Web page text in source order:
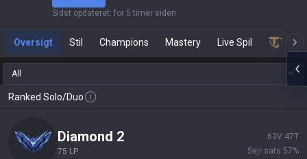
Sidst opdateret: for 5 timer siden
Oversigt Stil Champions Mastery Live Spil
All
Ranked Solo/Duo
diamond 2
75 LP
63V 47T
Sejr sats 57%